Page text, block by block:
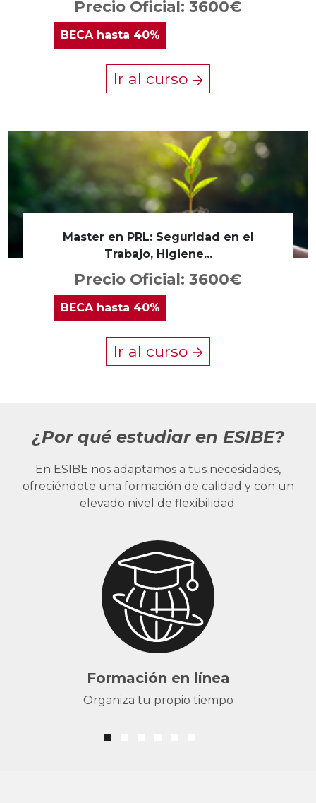
Precio Oficial: 3600€
BECAhasta 40%
Ir al curso
Master en PRL: Seguridad en el
Trabajo, Higiene...
Precio Oficial: 3600€
BECA hasta 40%
Ir al curso
¿Por qué estudiar en ESIBE?
En ESIBE nos adaptamos a tus necesidades,
ofreciéndote una formación de calidad y con un
elevado nivel de flexibilidad.
Formación en línea
Organiza tu propio tiempo